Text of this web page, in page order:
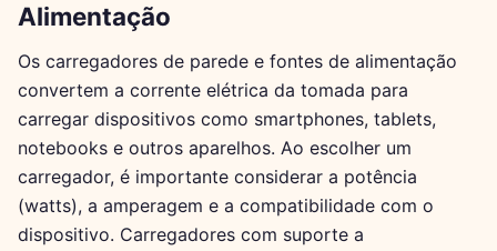
Alimentação
Os carregadores de parede e fontes de alimentação
convertem a corrente elétrica da tomada para
carregar dispositivos como smartphones, tablets,
notebooks e outros aparelhos. Ao escolher um
carregador, é importante considerar a potência
(watts), a amperagem e a compatibilidade com o
dispositivo. Carregadores com suporte a